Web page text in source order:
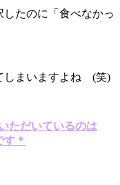
したのに「食べなかっ
しまいますよね (笑)
ただいているのは
す＊